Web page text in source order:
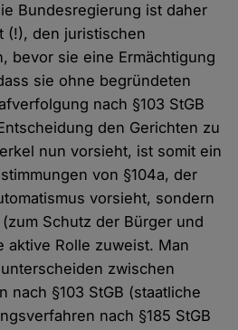
Bundesregierung ist daher
(!), den juristischen
bevor sie eine Ermächtigung
sie ohne begründeten
nach §103 StGB
den Gerichten zu
nun vorsieht, ist somit ein
von §104a, der
vorsieht, sondern
Schutz der Bürger und
aktive Rolle zuweist. Man
zwischen
nach §103 StGB (staatliche
nach §185 StGB